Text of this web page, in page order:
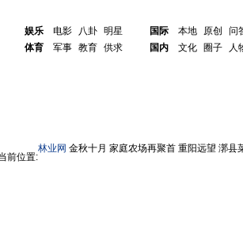
娱乐 电影 八卦 明星
体育
军事 教育 供求
国际 本地 原创
问
国内
文化 圈子 人
前位置:
林业网 金秋十月 家庭农场再聚首 重阳远望 漷县